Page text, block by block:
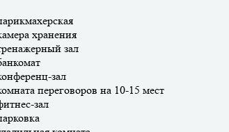
хранения
зал
зал
переговоров на 10-15 мест
зал